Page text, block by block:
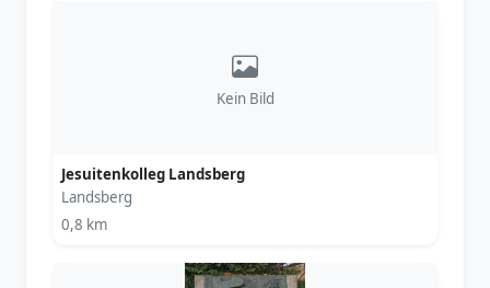
Kein Bild
Jesuitenkolleg Landsberg
Landsberg
0,8 km